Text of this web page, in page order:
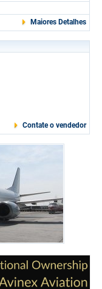
Maiores Detalhes
Contate o vendedor